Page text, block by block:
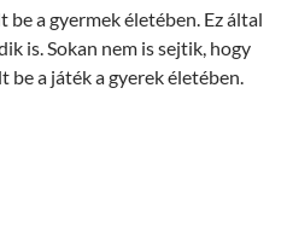
a gyermek életében. Ez által
is. Sokan nem is sejtik, hogy
a játék a gyerek életében.
információk